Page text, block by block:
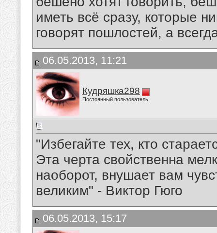
иметь всё сразу, которые
говорят пошлостей, а
06.05.2013, 11:21
Кудряшка298
Постоянный пользователь
"Избегайте тех, кто
Эта черта свойственна
наоборот, внушает вам
великим" - Виктор Гюго
06.05.2013, 15:17